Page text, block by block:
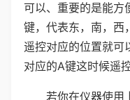
可以、重要的是能方
键，代表东，南，西
遥控对应的位置就可
对应的A键这时候遥
若你在仪器使用